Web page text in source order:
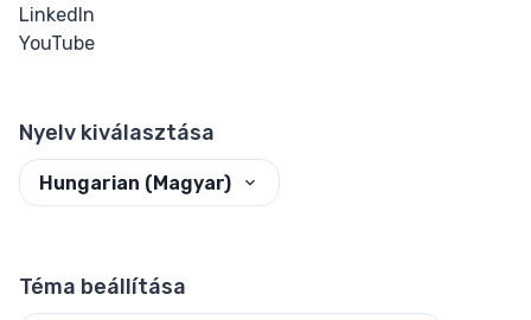
LinkedIn
YouTube
Nyelv kiválasztása
Hungarian (Magyar)
Téma beállítása